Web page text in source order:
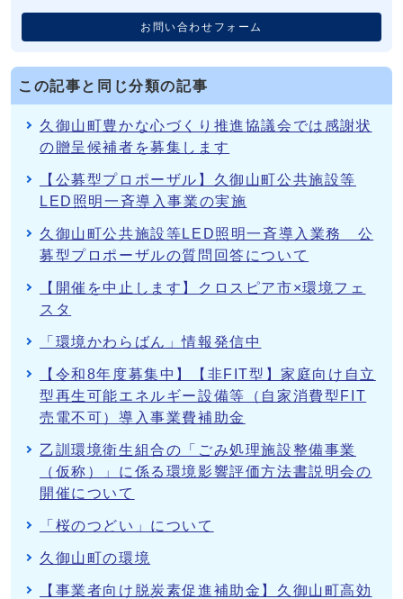
お問い合わせフォーム
この記事と同じ分類の記事
久御山町豊かな心づくり推進協議会では感謝状
の贈呈候補者を募集します
【公募型プロポーザル】久御山町公共施設等
LED照明一斉導入事業の実施
久御山町公共施設等LED照明一斉導入業務 公
募型プロポーザルの質問回答について
【開催を中止します】クロスピア市×環境フェ
スタ
「環境かわらばん」情報発信中
【令和8年度募集中】【非FIT型】家庭向け自立
型再生可能エネルギー設備等（自家消費型FIT
売電不可）導入事業費補助金
乙訓環境衛生組合の「ごみ処理施設整備事業
（仮称）」に係る環境影響評価方法書説明会の
開催について
「桜のつどい」について
久御山町の環境
【事業者向け脱炭素促進補助金】久御山町高効